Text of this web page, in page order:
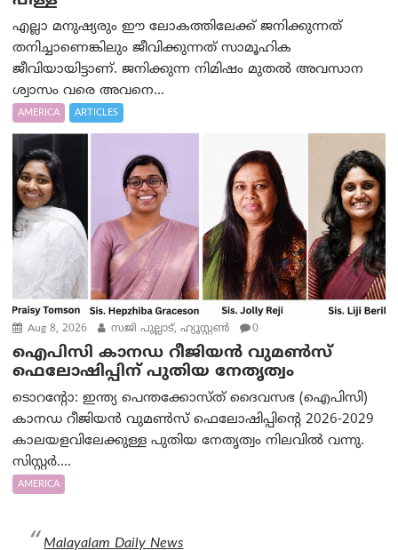
എല്ലാ മനുഷ്യരും ഈ ലോകത്തിലേക്ക് ജനിക്കുന്നത്
തനിച്ചാണെങ്കിലും ജീവിക്കുന്നത് സാമൂഹിക
ജീവിയായിട്ടാണ്. ജനിക്കുന്ന നിമിഷം മുതൽ അവസാന
ശ്വാസം വരെ അവനെ...
AMERICA ARTICLES
Aug 8, 2026 സജി പുല്ലാട്, ഹ്യൂസ്റ്റൺ 0
ഐപിസി കാനഡ റീജിയൻ വുമൺസ്
ഫെലോഷിപ്പിന് പുതിയ നേതൃത്വം
ടൊറന്റോ: ഇന്ത്യ പെന്തക്കോസ്ത് ദൈവസഭ (ഐപിസി)
കാനഡ റീജിയൻ വുമൺസ് ഫെലോഷിപ്പിന്റെ 2026-2029
കാലയളവിലേക്കുള്ള പുതിയ നേതൃത്വം നിലവിൽ വന്നു.
സിസ്റ്റർ....
AMERICA
Malayalam Daily News